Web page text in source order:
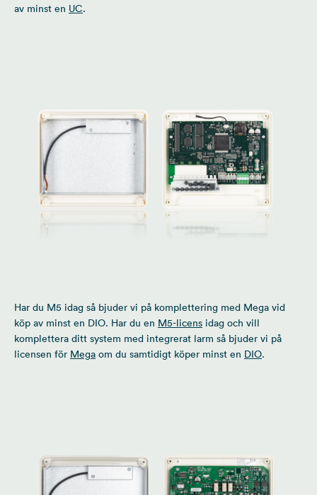
av minst en UC.
Har du M5 idag så bjuder vi på komplettering med Mega vid
köp av minst en DIO. Har du en M5-licens idag och vill
komplettera ditt system med integrerat larm så bjuder vi på
licensen för Mega om du samtidigt köper minst en DIO.